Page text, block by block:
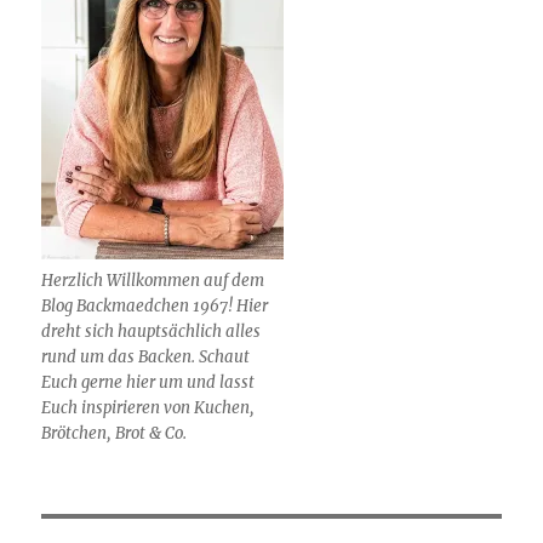
Herzlich Willkommen auf dem
Blog Backmaedchen 1967! Hier
dreht sich hauptsächlich alles
rund um das Backen. Schaut
Euch gerne hier um und lasst
Euch inspirieren von Kuchen,
Brötchen, Brot & Co.